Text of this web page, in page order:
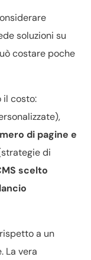
soluzioni su
costare poche
il costo:
di pagine e
di
scelto
a un
La vera